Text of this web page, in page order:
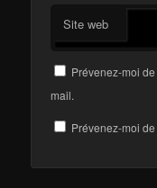
Site web
Prévenez-moi
mail.
Prévenez-moi